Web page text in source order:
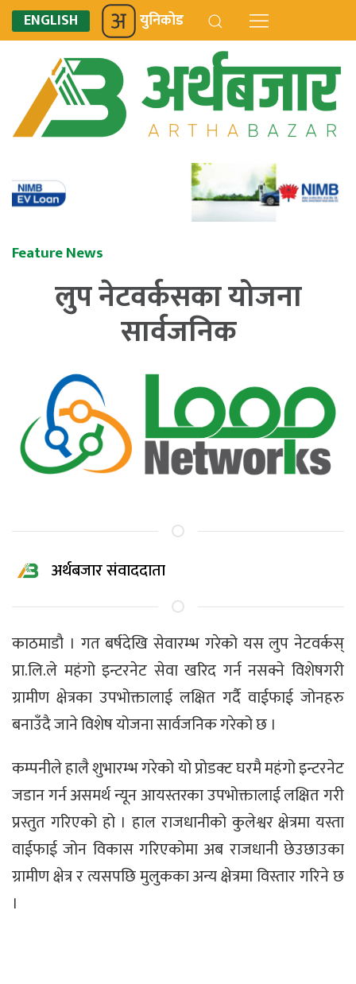
ENGLISH युनिकोड
Feature News
लुप नेटवर्कसका योजना
सार्वजनिक
अर्थबजार संवाददाता
काठमाडौ । गत बर्षदेखि सेवारम्भ गरेको यस लुप नेटवर्कस्
प्रा.लि.ले महंगो इन्टरनेट सेवा खरिद गर्न नसक्ने विशेषगरी
ग्रामीण क्षेत्रका उपभोक्तालाई लक्षित गर्दै वाईफाई जोनहरु
बनाउँदै जाने विशेष योजना सार्वजनिक गरेको छ ।
कम्पनीले हालै शुभारम्भ गरेको यो प्रोडक्ट घरमै महंगो इन्टरनेट
जडान गर्न असमर्थ न्यून आयस्तरका उपभोक्तालाई लक्षित गरी
प्रस्तुत गरिएको हो । हाल राजधानीको कुलेश्वर क्षेत्रमा यस्ता
वाईफाई जोन विकास गरिएकोमा अब राजधानी छेउछाउका
ग्रामीण क्षेत्र र त्यसपछि मुलुकका अन्य क्षेत्रमा विस्तार गरिने छ
।